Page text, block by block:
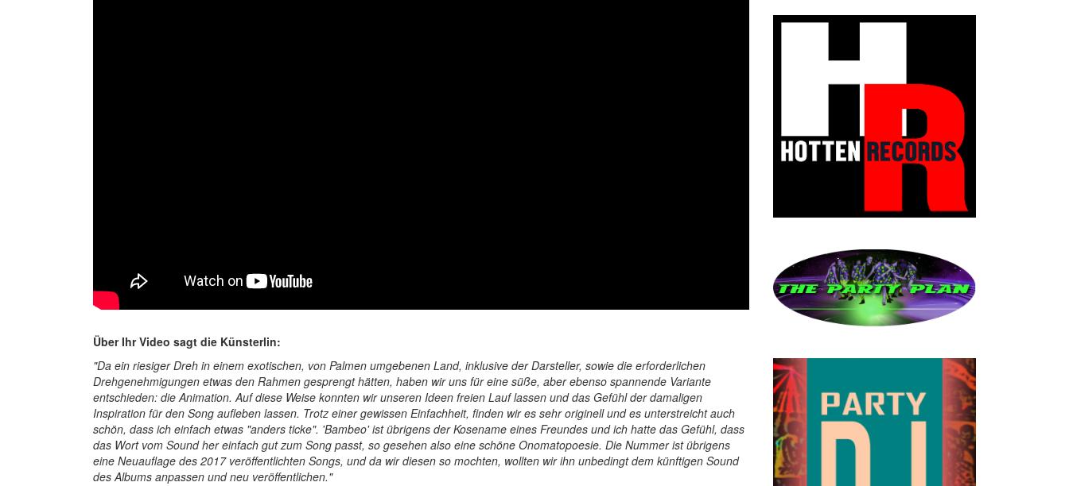
Über Ihr Video sagt die Künsterlin:
"Da ein riesiger Dreh in einem exotischen, von Palmen umgebenen Land, inklusive der Darsteller, sowie die erforderlichen
Drehgenehmigungen etwas den Rahmen gesprengt hätten, haben wir uns für eine süße, aber ebenso spannende Variante
entschieden: die Animation. Auf diese Weise konnten wir unseren Ideen freien Lauf lassen und das Gefühl der damaligen
Inspiration für den Song aufleben lassen. Trotz einer gewissen Einfachheit, finden wir es sehr originell und es unterstreicht auch
schön, dass ich einfach etwas "anders ticke". 'Bambeo' ist übrigens der Kosename eines Freundes und ich hatte das Gefühl, dass
das Wort vom Sound her einfach gut zum Song passt, so gesehen also eine schöne Onomatopoesie. Die Nummer ist übrigens
eine Neuauflage des 2017 veröffentlichten Songs, und da wir diesen so mochten, wollten wir ihn unbedingt dem künftigen Sound
des Albums anpassen und neu veröffentlichen."